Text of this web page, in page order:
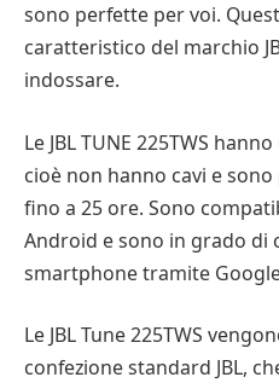
sono perfette per voi.
caratteristico del marchio
indossare.
Le JBL TUNE 225TWS
cioè non hanno cavi e
fino a 25 ore. Sono
Android e sono in grado di
smartphone tramite Google
Le JBL Tune 225TWS
confezione standard JBL,